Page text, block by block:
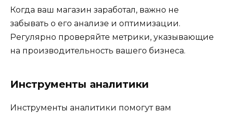
Когда ваш магазин заработал, важно не
забывать о его анализе и оптимизации.
Регулярно проверяйте метрики, указывающие
на производительность вашего бизнеса.
Инструменты аналитики
Инструменты аналитики помогут вам